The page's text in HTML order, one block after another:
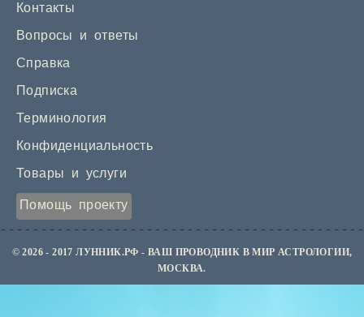
Контакты
Вопросы и ответы
Справка
Подписка
Терминология
Конфиденциальность
Товары и услуги
Помощь проекту
© 2026 - 2017 ЛУННИК.РФ - ВАШ ПРОВОДНИК В МИР АСТРОЛОГИИ,
МОСКВА.